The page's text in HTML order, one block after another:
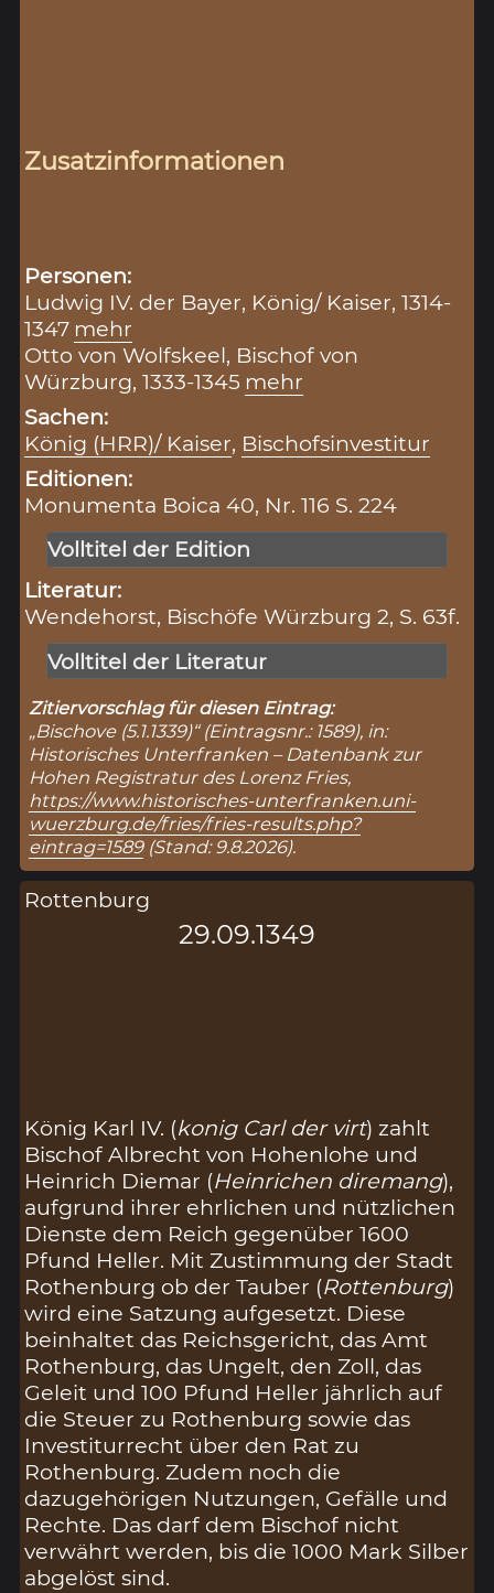
Zusatzinformationen
Personen:
Ludwig IV. der Bayer, König/ Kaiser, 1314-
1347 mehr
Otto von Wolfskeel, Bischof von
Würzburg, 1333-1345 mehr
Sachen:
König (HRR)/ Kaiser, Bischofsinvestitur
Editionen:
Monumenta Boica 40, Nr. 116 S. 224
Volltitel der Edition
Literatur:
Wendehorst, Bischöfe Würzburg 2, S. 63f.
Volltitel der Literatur
Zitiervorschlag für diesen Eintrag:
„Bischove (5.1.1339)“ (Eintragsnr.: 1589), in:
Historisches Unterfranken – Datenbank zur
Hohen Registratur des Lorenz Fries,
https://www.historisches-unterfranken.uni-
wuerzburg.de/fries/fries-results.php?
eintrag=1589(Stand: 9.8.2026).
Rottenburg
29.09.1349
König Karl IV. (konig Carl der virt) zahlt
Bischof Albrecht von Hohenlohe und
Heinrich Diemar (Heinrichen diremang),
aufgrund ihrer ehrlichen und nützlichen
Dienste dem Reich gegenüber 1600
Pfund Heller. Mit Zustimmung der Stadt
Rothenburg ob der Tauber (Rottenburg)
wird eine Satzung aufgesetzt. Diese
beinhaltet das Reichsgericht, das Amt
Rothenburg, das Ungelt, den Zoll, das
Geleit und 100 Pfund Heller jährlich auf
die Steuer zu Rothenburg sowie das
Investiturrecht über den Rat zu
Rothenburg. Zudem noch die
dazugehörigen Nutzungen, Gefälle und
Rechte. Das darf dem Bischof nicht
verwährt werden, bis die 1000 Mark Silber
abgelöst sind.